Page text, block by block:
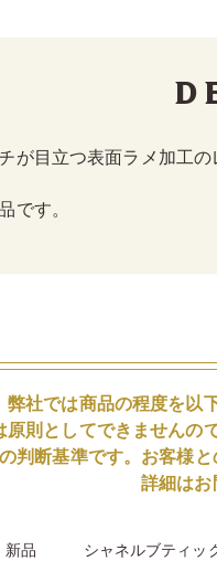
が目立つ表面ラメ加工の
です。
弊社では商品の程度を以
則としてできませんの
判断基準です。お客様
詳細はお
新品 シャネルブティッ